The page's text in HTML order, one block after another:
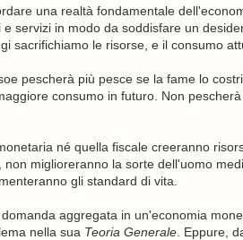
una realtà fondamentale
e servizi in modo da soddisfare un
sacrifichiamo le risorse, e il consumo
pescherà più pesce se la fame lo
consumo in futuro. Non
né quella fiscale creeranno
non miglioreranno la sorte dell'uomo
gli standard di vita.
aggregata in un'economia
nella sua Teoria Generale. Eppure,